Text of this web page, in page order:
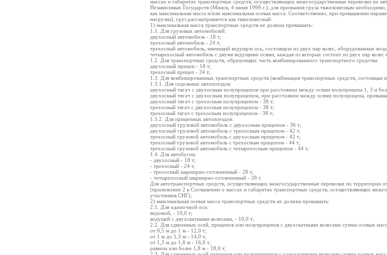
массах и габаритах транспортных средств, осуществляющих межгосударственные перевозки по
Независимых Государств (Минск, 4 июня 1999 г.), для признания груза тяжеловесным
как максимальная масса и/или максимальная осевая масса. Соответственно, при превышении
нагрузки), груз рассматривается как тяжеловесный:
1) максимальная масса транспортных средств не должна превышать:
1.1. Для грузовых автомобилей:
двухосный автомобиль - 18 т;
трехосный автомобиль - 24 т;
трехосный автомобиль, имеющий ведущую ось, состоящую из двух пар колес, оборудованных
четырехосный автомобиль с двумя ведущими осями, каждая из которых состоит из двух пар
1.2. Для транспортных средств, образующих часть комбинированного транспортного средства:
двухосный прицеп - 18 т;
трехосный прицеп - 24 т;
1.3. Для комбинированных транспортных средств (комбинация транспортных средств,
1.3.1. Для седельных автопоездов:
двухосный тягач с двухосным полуприцепом при расстоянии между осями полуприцепа 1, 3 и
двухосный тягач с двухосным полуприцепом, при расстоянии между осями полуприцепа,
двухосный тягач с трехосным полуприцепом - 38 т;
трехосный тягач с двухосным полуприцепом - 38 т;
трехосный тягач с трехосным полуприцепом - 38 т;
1.3.2. Для прицепных автопоездов:
двухосный грузовой автомобиль с двухосным прицепом - 36 т;
двухосный грузовой автомобиль с трехосным прицепом - 42 т;
трехосный грузовой автомобиль с двухосным прицепом - 42 т;
трехосный грузовой автомобиль с трехосным прицепом - 44 т;
трехосный грузовой автомобиль с четырехосным прицепом - 44 т;
1.4. Для автобусов:
- двухосный - 18 т;
- трехосный - 24 т;
- трехосный шарнирно-сочлененный - 28 т;
- четырехосный шарнирно-сочлененный - 28 т.
Для автотранспортных средств, осуществляющих межгосударственные перевозки по территории
(приложение 2 к Соглашению о массах и габаритах транспортных средств, осуществляющих
участников СНГ);
2) максимальная осевая масса транспортных средств не должна превышать:
2.1. Для одиночной оси:
ведомой, - 10,0 т;
ведущей с двухскатными колесами, - 10,0 т;
2.2. Для сдвоенных осей, прицепов или полуприцепов с двухскатными колесами сумма осевых
от 0,5 м до 1 м - 12,0 т;
от 1 м до 1,3 м - 14,0 т;
от 1,3 м до 1,8 м - 16,0 т;
равном или более 1,8 м - 18,0 т;